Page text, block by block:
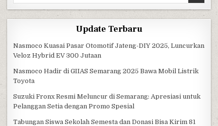
Update Terbaru
Nasmoco Kuasai Pasar Otomotif Jateng-DIY 2025, Luncurkan
Veloz Hybrid EV 300 Jutaan
Nasmoco Hadir di GIIAS Semarang 2025 Bawa Mobil Listrik
Toyota
Suzuki Fronx Resmi Meluncur di Semarang: Apresiasi untuk
Pelanggan Setia dengan Promo Spesial
Tabungan Siswa Sekolah Semesta dan Donasi Bisa Kirim 81